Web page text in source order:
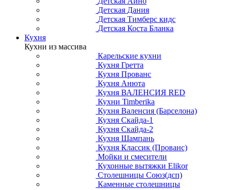
Детская Дания
Детская Тимберс кидс
Детская Коста Бланка
Кухня
Кухни из массива
Карельские кухни
Кухня Гретта
Кухня Прованс
Кухня Анюта
Кухня ВАЛЕНСИЯ RED
Кухни Timberika
Кухня Валенсия (Барселона)
Кухня Скайда-1
Кухня Скайда-2
Кухня Шампань
Кухня Классик (Прованс)
Мойки и смесители
Кухонные вытяжки Elikor
Столешницы Союз(дсп)
Каменные столешницы